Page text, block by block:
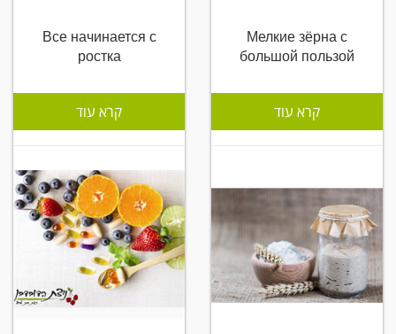
Мелкие зёрна с
большой пользой
קרא עוד
Все начинается с
ростка
קרא עוד